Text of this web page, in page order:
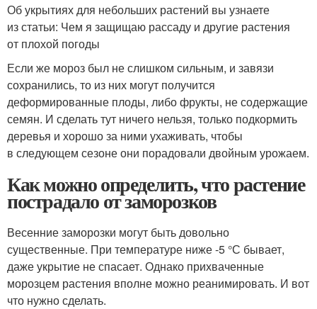
Об укрытиях для небольших растений вы узнаете
из статьи: Чем я защищаю рассаду и другие растения
от плохой погоды
Если же мороз был не слишком сильным, и завязи
сохранились, то из них могут получится
деформированные плоды, либо фрукты, не содержащие
семян. И сделать тут ничего нельзя, только подкормить
деревья и хорошо за ними ухаживать, чтобы
в следующем сезоне они порадовали двойным урожаем.
Как можно определить, что растение
пострадало от заморозков
Весенние заморозки могут быть довольно
существенные. При температуре ниже -5 °С бывает,
даже укрытие не спасает. Однако прихваченные
морозцем растения вполне можно реанимировать. И вот
что нужно сделать.